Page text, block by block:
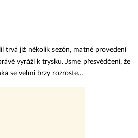
trvá již několik sezón, matné provedení
vyráží k trysku. Jsme přesvědčeni, že
se velmi brzy rozroste…